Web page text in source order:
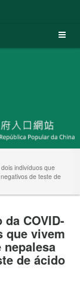
indivíduos que
de teste de
COVID-
que vivem
de ácido